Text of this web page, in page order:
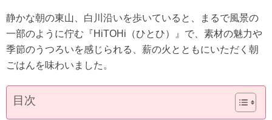
静かな朝の東山、白川沿いを歩いていると、まるで風景の
一部のように佇む『HiTOHi（ひとひ）』で、素材の魅力や
季節のうつろいを感じられる、薪の火とともにいただく朝
ごはんを味わいました。
目次